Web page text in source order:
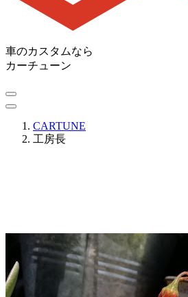
車のカスタムなら
カーチューン
CARTUNE
工房長